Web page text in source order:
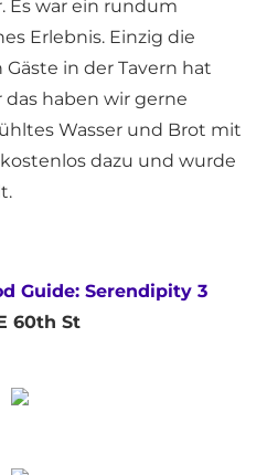
Es war ein rundum
Erlebnis. Einzig die
in der Tavern hat
haben wir gerne
Wasser und Brot mit
dazu und wurde
Guide: Serendipity 3
60th St